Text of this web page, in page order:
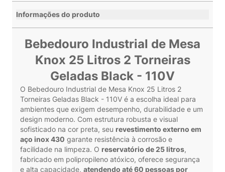
Informações do produto
Bebedouro Industrial de Mesa
Knox 25 Litros 2 Torneiras
Geladas Black - 110V
O Bebedouro Industrial de Mesa Knox 25 Litros 2
Torneiras Geladas Black - 110V é a escolha ideal para
ambientes que exigem desempenho, durabilidade e um
design moderno. Com estrutura robusta e visual
sofisticado na cor preta, seu revestimento externo em
aço inox 430 garante resistência à corrosão e
facilidade na limpeza. O reservatório de 25 litros,
fabricado em polipropileno atóxico, oferece segurança
e alta capacidade, atendendo até 60 pessoas por